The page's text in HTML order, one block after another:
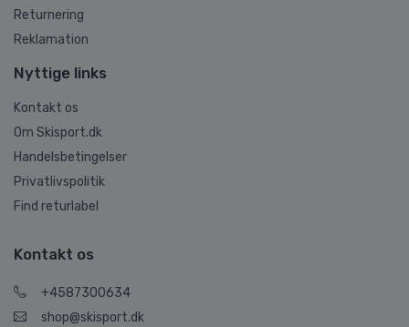
Returnering
Reklamation
Nyttige links
Kontakt os
Om Skisport.dk
Handelsbetingelser
Privatlivspolitik
Find returlabel
Kontakt os
+4587300634
shop@skisport.dk